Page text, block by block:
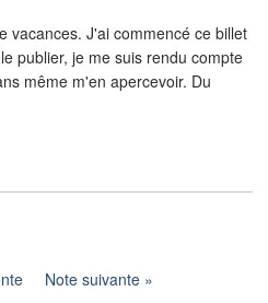
vacances. J'ai commencé ce billet
publier, je me suis rendu compte
même m'en apercevoir. Du
Note suivante